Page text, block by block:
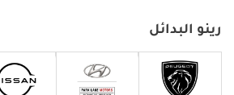
TBD
رينو البدائل